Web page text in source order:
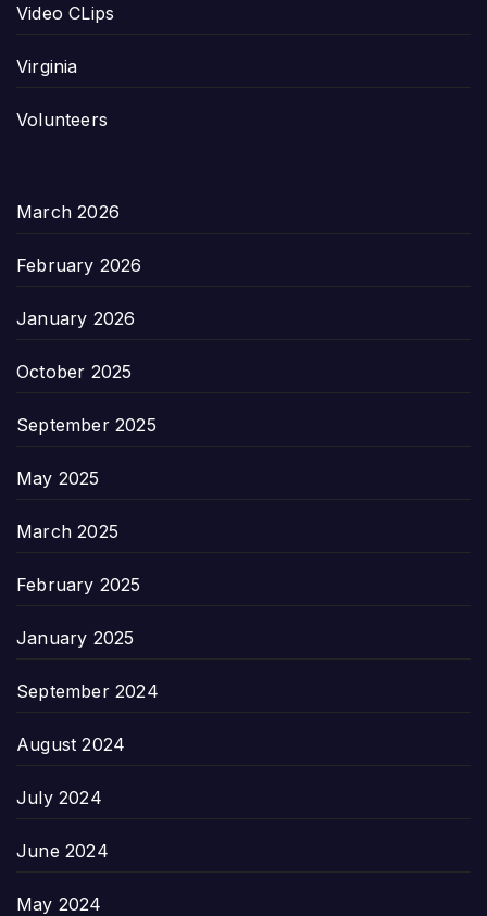
Video CLips
Virginia
Volunteers
March 2026
February 2026
January 2026
October 2025
September 2025
May 2025
March 2025
February 2025
January 2025
September 2024
August 2024
July 2024
June 2024
May 2024